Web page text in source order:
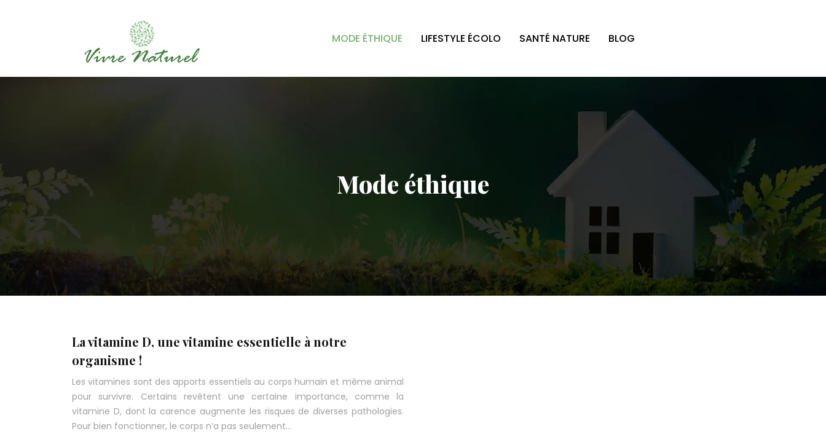
MODE ÉTHIQUE LIFESTYLE ÉCOLO SANTÉ NATURE BLOG
Mode éthique
La vitamine D, une vitamine essentielle à notre
organisme !
Les vitamines sont des apports essentiels au corps humain et même animal
pour survivre. Certains revêtent une certaine importance, comme la
vitamine D, dont la carence augmente les risques de diverses pathologies.
Pour bien fonctionner, le corps n’a pas seulement…